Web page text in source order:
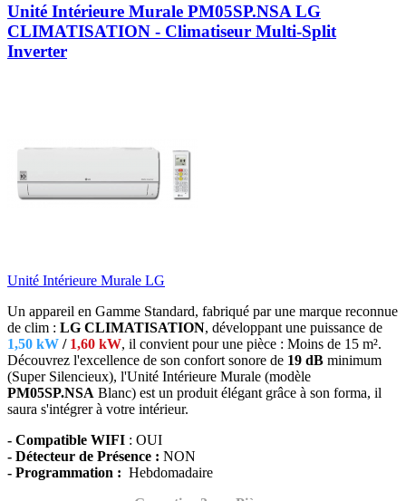
Unité Intérieure Murale PM05SP.NSA LG
CLIMATISATION - Climatiseur Multi-Split
Inverter
Unité Intérieure Murale LG
Un appareil en Gamme Standard, fabriqué par une marque reconnue
de clim : LG CLIMATISATION, développant une puissance de
1,50 kW / 1,60 kW, il convient pour une pièce : Moins de 15 m².
Découvrez l'excellence de son confort sonore de 19 dB minimum
(Super Silencieux), l'Unité Intérieure Murale (modèle
PM05SP.NSA Blanc) est un produit élégant grâce à son forma, il
saura s'intégrer à votre intérieur.
- Compatible WIFI : OUI
- Détecteur de Présence : NON
- Programmation : Hebdomadaire